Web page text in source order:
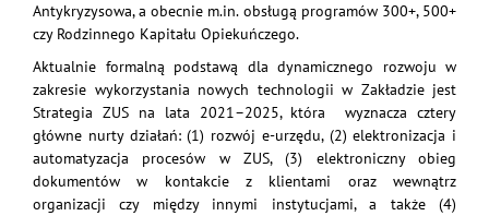
Antykryzysowa, a obecnie m.in. obsługą programów 300+, 500+
czy Rodzinnego Kapitału Opiekuńczego.
Aktualnie formalną podstawą dla dynamicznego rozwoju w
zakresie wykorzystania nowych technologii w Zakładzie jest
Strategia ZUS na lata 2021–2025, która wyznacza cztery
główne nurty działań: (1) rozwój e-urzędu, (2) elektronizacja i
automatyzacja procesów w ZUS, (3) elektroniczny obieg
dokumentów w kontakcie z klientami oraz wewnątrz
organizacji czy między innymi instytucjami, a także (4)